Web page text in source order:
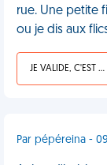
rue. Une petite
ou je dis aux
JE VALIDE, C'EST UNE VDM
Par pépéreina -